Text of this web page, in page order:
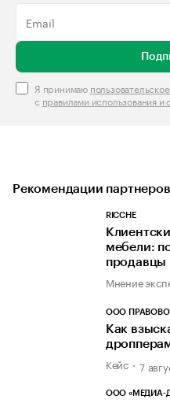
Я принимаю
с правилами использования
Рекомендации
RICCHE
мебели:
продавцы
Мнение
ООО
Как
Кейс 7
ООО «МЕДИА-